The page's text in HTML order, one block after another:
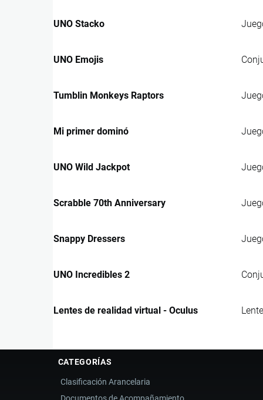
UNO Stacko
UNO Emojis
Tumblin Monkeys Raptors
Mi primer dominó
UNO Wild Jackpot
Scrabble 70th Anniversary
Snappy Dressers
UNO Incredibles 2
Lentes de realidad virtual - Oculus
CATEGORÍAS
Clasificación Arancelaria